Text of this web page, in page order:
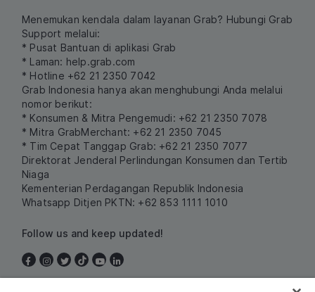
Menemukan kendala dalam layanan Grab? Hubungi Grab
Support melalui:
* Pusat Bantuan di aplikasi Grab
* Laman: help.grab.com
* Hotline +62 21 2350 7042
Grab Indonesia hanya akan menghubungi Anda melalui
nomor berikut:
* Konsumen & Mitra Pengemudi: +62 21 2350 7078
* Mitra GrabMerchant: +62 21 2350 7045
* Tim Cepat Tanggap Grab: +62 21 2350 7077
Direktorat Jenderal Perlindungan Konsumen dan Tertib
Niaga
Kementerian Perdagangan Republik Indonesia
Whatsapp Ditjen PKTN: +62 853 1111 1010
Follow us and keep updated!